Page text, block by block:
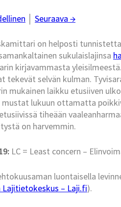
Seuraava →
on helposti
sukulaislajinsa
kirjavammasta
selvän kulman.
mukainen laikku etusiiven
lukuun ottamatta
tiheään
on harvemmin.
LC = Least concern –
luontaisella
Lajitietokeskus – Laji.fi).